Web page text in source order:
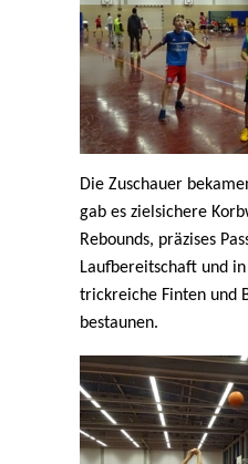
Die Zuschauer
gab es zielsichere
Rebounds, präzises
Laufbereitschaft und
trickreiche Finten und
bestaunen.